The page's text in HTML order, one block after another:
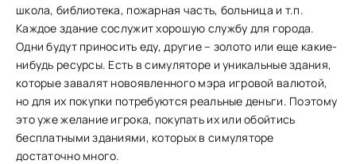
школа, библиотека, пожарная часть, больница и т.п.
Каждое здание сослужит хорошую службу для города.
Одни будут приносить еду, другие – золото или еще какие-
нибудь ресурсы. Есть в симуляторе и уникальные здания,
которые завалят новоявленного мэра игровой валютой,
но для их покупки потребуются реальные деньги. Поэтому
это уже желание игрока, покупать их или обойтись
бесплатными зданиями, которых в симуляторе
достаточно много.